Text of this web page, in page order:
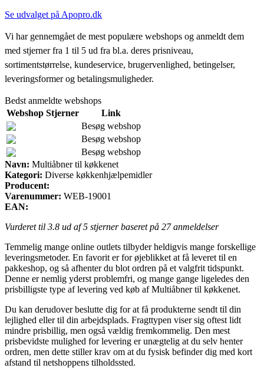
Se udvalget på Apopro.dk
Vi har gennemgået de mest populære webshops og anmeldt dem
med stjerner fra 1 til 5 ud fra bl.a. deres prisniveau,
sortimentstørrelse, kundeservice, brugervenlighed, betingelser,
leveringsformer og betalingsmuligheder.
Bedst anmeldte webshops
Webshop Stjerner
Link
Besøg webshop
Besøg webshop
Besøg webshop
Navn: Multiåbner til køkkenet
Kategori: Diverse køkkenhjælpemidler
Producent:
Varenummer: WEB-19001
EAN:
Vurderet til 3.8 ud af 5 stjerner baseret på 27anmeldelser
Temmelig mange online outlets tilbyder heldigvis mange forskellige
leveringsmetoder. En favorit er for øjeblikket at få leveret til en
pakkeshop, og så afhenter du blot ordren på et valgfrit tidspunkt.
Denne er nemlig yderst problemfri, og mange gange ligeledes den
prisbilligste type af levering ved køb af Multiåbner til køkkenet.
Du kan derudover beslutte dig for at få produkterne sendt til din
lejlighed eller til din arbejdsplads. Fragttypen viser sig oftest lidt
mindre prisbillig, men også vældig fremkommelig. Den mest
prisbevidste mulighed for levering er unægtelig at du selv henter
ordren, men dette stiller krav om at du fysisk befinder dig med kort
afstand til netshoppens tilholdssted.